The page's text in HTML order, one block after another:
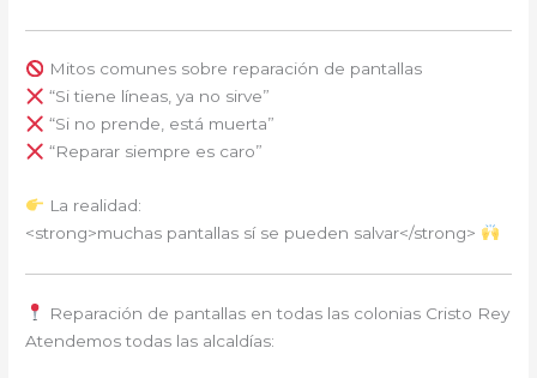
Mitos comunes sobre reparación de pantallas
“Si tiene líneas, ya no sirve”
“Si no prende, está muerta”
“Reparar siempre es caro”
La realidad:
<strong>muchas pantallas sí se pueden salvar</strong>
Reparación de pantallas en todas las colonias Cristo Rey
Atendemos todas las alcaldías: